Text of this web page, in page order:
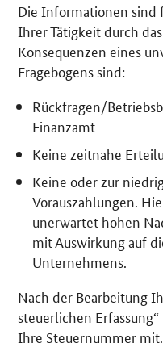
Die Informationen sind
Ihrer Tätigkeit durch
Konsequenzen eines
Fragebogens sind:
Rückfragen/
Finanzamt
Keine zeitnahe
Keine oder zur
Vorauszahlungen.
unerwartet hohen
mit Auswirkung auf
Unternehmens.
Nach der Bearbeitung
steuerlichen
Ihre Steuernummer mit.